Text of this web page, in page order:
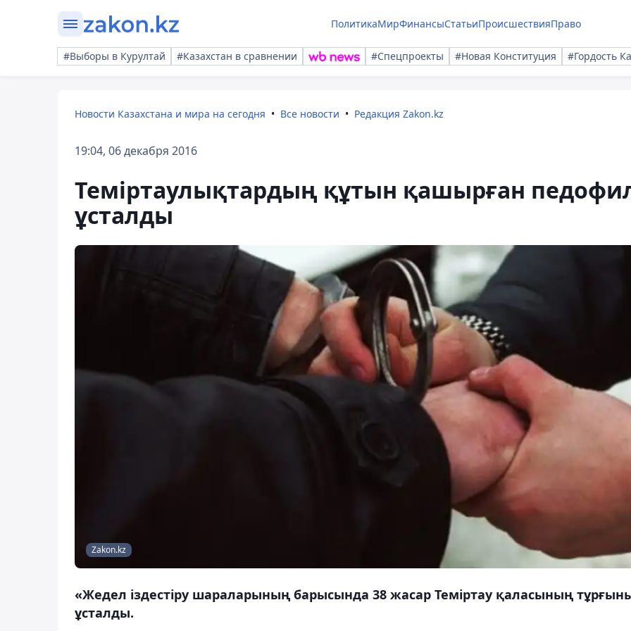
ПолитикаМирФинансыСтатьиПроисшествияПраво
#Выборы в Курултай #Казахстан в сравнении #Спецпроекты #Новая Конституция #Гордость
Новости Казахстана и мира на сегодня Все новости Редакция Zakon.kz
19:04, 06 декабря 2016
Теміртаулықтардың құтын қашырған
ұсталды
Zakon.kz
«Жедел іздестіру шараларының барысында 38 жасар Теміртау қаласының
ұсталды.